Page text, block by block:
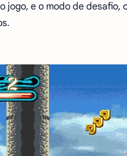
jogo, e o modo de desafio,